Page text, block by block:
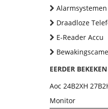
Alarmsystemen
Draadloze
E-Reader Accu
EERDER BEKEKEN
Aoc 24B2XH
Monitor